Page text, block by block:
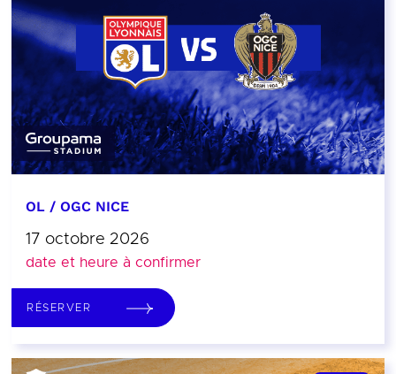
OL / OGC NICE
17 octobre 2026
date et heure à confirmer
RÉSERVER